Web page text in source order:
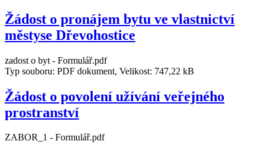
Žádost o pronájem bytu ve vlastnictví
městyse Dřevohostice
zadost o byt - Formulář.pdf
Typ souboru: PDF dokument, Velikost: 747,22 kB
Žádost o povolení užívání veřejného
prostranství
ZABOR_1 - Formulář.pdf